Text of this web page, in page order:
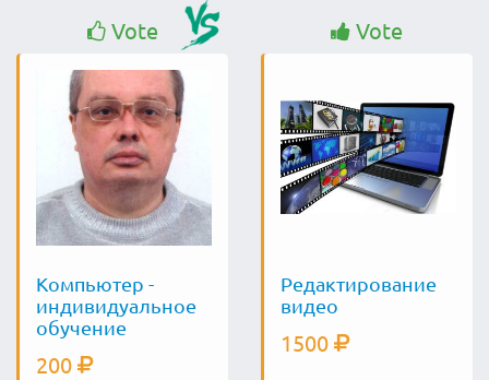
Vote
Компьютер -
индивидуальное
обучение
200
Vote
Редактирование
видео
1500